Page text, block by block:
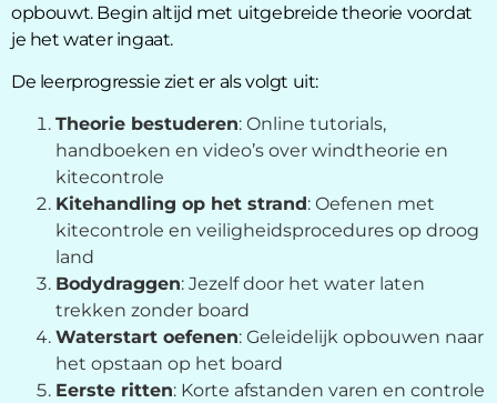
opbouwt. Begin altijd met uitgebreide theorie voordat
je het water ingaat.
De leerprogressie ziet er als volgt uit:
Theorie bestuderen: Online tutorials,
handboeken en video’s over windtheorie en
kitecontrole
Kitehandling op het strand: Oefenen met
kitecontrole en veiligheidsprocedures op droog
land
Bodydraggen: Jezelf door het water laten
trekken zonder board
Waterstart oefenen: Geleidelijk opbouwen naar
het opstaan op het board
Eerste ritten: Korte afstanden varen en controle